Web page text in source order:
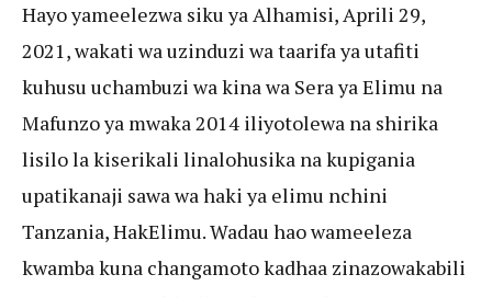
Hayo yameelezwa siku ya Alhamisi, Aprili 29,
2021, wakati wa uzinduzi wa taarifa ya utafiti
kuhusu uchambuzi wa kina wa Sera ya Elimu na
Mafunzo ya mwaka 2014 iliyotolewa na shirika
lisilo la kiserikali linalohusika na kupigania
upatikanaji sawa wa haki ya elimu nchini
Tanzania, HakElimu. Wadau hao wameeleza
kwamba kuna changamoto kadhaa zinazowakabili